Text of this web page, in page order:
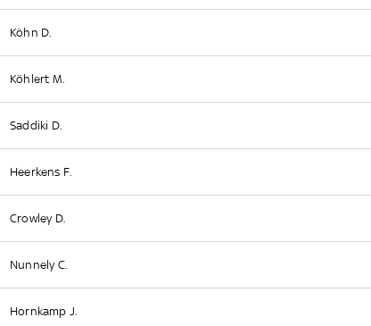
Köhn D.
Köhlert M.
Saddiki D.
Heerkens F.
Crowley D.
Nunnely C.
Hornkamp J.